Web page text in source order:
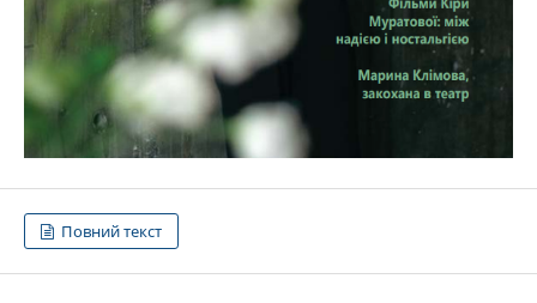
Повний текст